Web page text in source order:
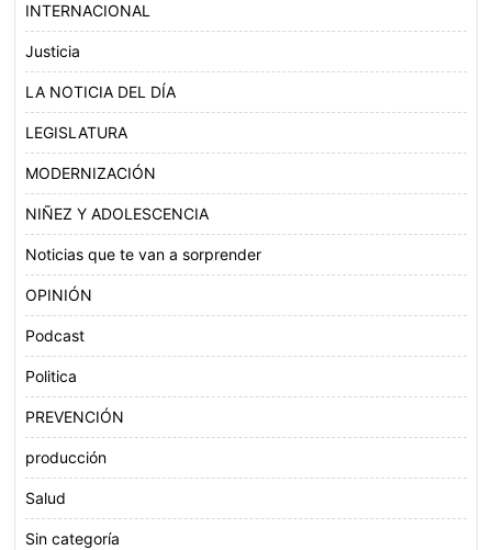
INTERNACIONAL
Justicia
LA NOTICIA DEL DÍA
LEGISLATURA
MODERNIZACIÓN
NIÑEZ Y ADOLESCENCIA
Noticias que te van a sorprender
OPINIÓN
Podcast
Politica
PREVENCIÓN
producción
Salud
Sin categoría